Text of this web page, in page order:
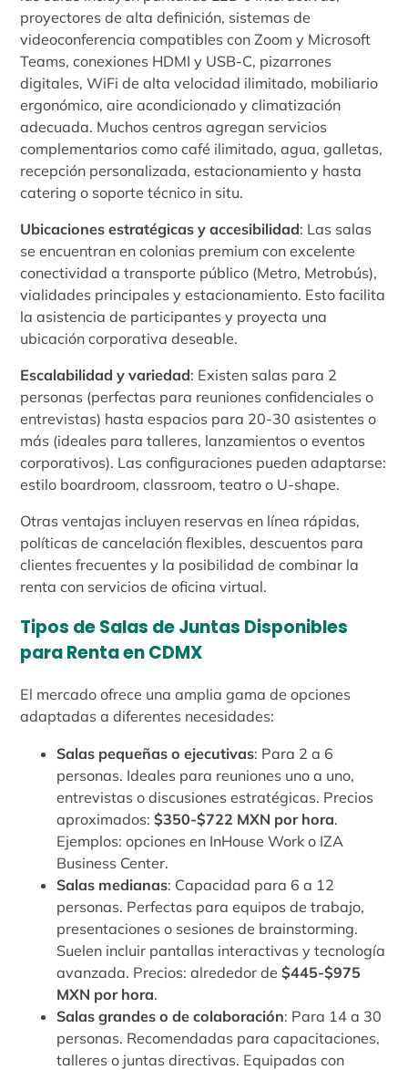
proyectores de alta definición, sistemas de
videoconferencia compatibles con Zoom y Microsoft
Teams, conexiones HDMI y USB-C, pizarrones
digitales, WiFi de alta velocidad ilimitado, mobiliario
ergonómico, aire acondicionado y climatización
adecuada. Muchos centros agregan servicios
complementarios como café ilimitado, agua, galletas,
recepción personalizada, estacionamiento y hasta
catering o soporte técnico in situ.
Ubicaciones estratégicas y accesibilidad: Las salas
se encuentran en colonias premium con excelente
conectividad a transporte público (Metro, Metrobús),
vialidades principales y estacionamiento. Esto facilita
la asistencia de participantes y proyecta una
ubicación corporativa deseable.
Escalabilidad y variedad: Existen salas para 2
personas (perfectas para reuniones confidenciales o
entrevistas) hasta espacios para 20-30 asistentes o
más (ideales para talleres, lanzamientos o eventos
corporativos). Las configuraciones pueden adaptarse:
estilo boardroom, classroom, teatro o U-shape.
Otras ventajas incluyen reservas en línea rápidas,
políticas de cancelación flexibles, descuentos para
clientes frecuentes y la posibilidad de combinar la
renta con servicios de oficina virtual.
Tipos de Salas de Juntas Disponibles
para Renta en CDMX
El mercado ofrece una amplia gama de opciones
adaptadas a diferentes necesidades:
Salas pequeñas o ejecutivas: Para 2 a 6
personas. Ideales para reuniones uno a uno,
entrevistas o discusiones estratégicas. Precios
aproximados:$350-$722 MXN por hora.
Ejemplos: opciones en InHouse Work o IZA
Business Center.
Salas medianas: Capacidad para 6 a 12
personas. Perfectas para equipos de trabajo,
presentaciones o sesiones de brainstorming.
Suelen incluir pantallas interactivas y tecnología
avanzada. Precios: alrededor de$445-$975
MXN por hora.
Salas grandes o de colaboración: Para 14 a 30
personas. Recomendadas para capacitaciones,
talleres o juntas directivas. Equipadas con